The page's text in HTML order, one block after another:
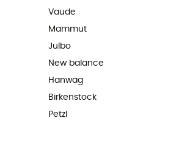
Vaude
Mammut
Julbo
New balance
Hanwag
Birkenstock
Petzl